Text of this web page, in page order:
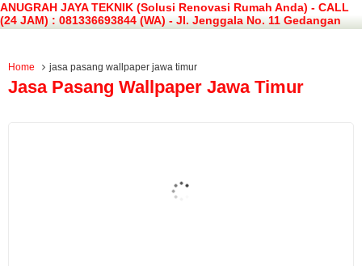
ANUGRAH JAYA TEKNIK (Solusi Renovasi Rumah Anda) - CALL
(24 JAM) : 081336693844 (WA) - Jl. Jenggala No. 11 Gedangan
Sidoarjo
Home jasa pasang wallpaper jawa timur
Jasa Pasang Wallpaper Jawa Timur